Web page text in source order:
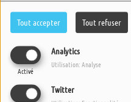
Tout accepter Tout refuser
Analytics
Activé
Utilisation: Analyse
Twitter
johnny lytle - the man
rainy night in georgia -
alemayehu eshete -
family tree - family tree